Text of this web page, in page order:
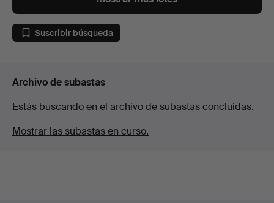
Suscribir búsqueda
Archivo de subastas
Estás buscando en el archivo de subastas concluidas.
Mostrar las subastas en curso.